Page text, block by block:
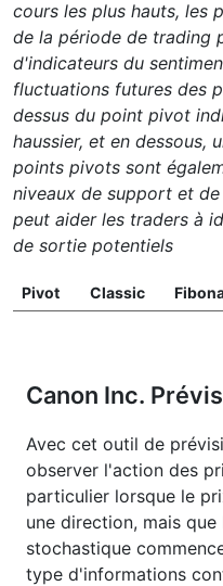
cours les plus hauts, les
de la période de trading
d'indicateurs du
fluctuations futures des
dessus du point pivot
haussier, et en dessous,
points pivots sont
niveaux de support et
peut aider les traders à
de sortie potentiels
Pivot Classic
Canon Inc.
Avec cet outil de
observer l'action des
particulier lorsque le
une direction, mais que
stochastique
type d'informations